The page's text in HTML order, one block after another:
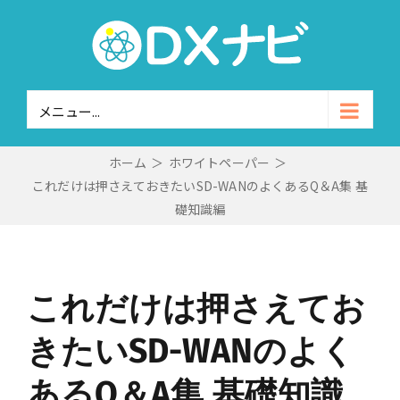
メニュー...
ホーム ＞ ホワイトペーパー ＞
これだけは押さえておきたいSD-WANのよくあるQ＆A集 基
礎知識編
これだけは押さえてお
きたいSD-WANのよく